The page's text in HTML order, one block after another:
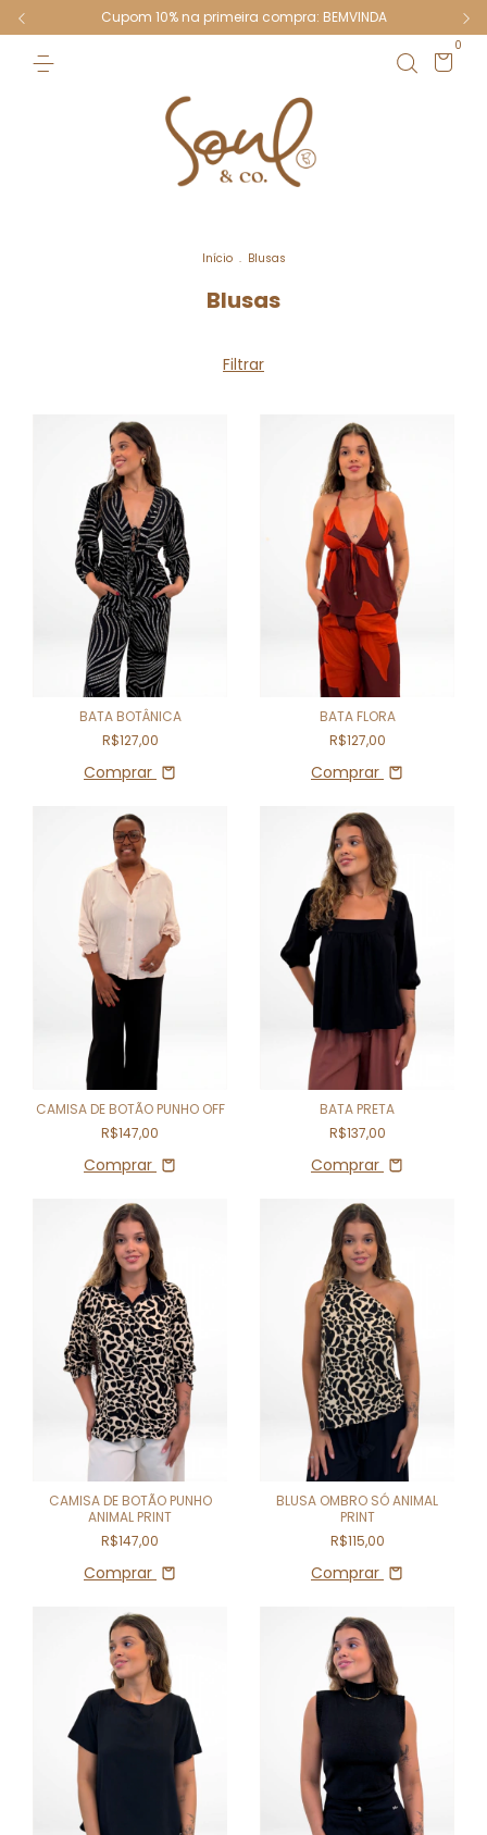
Cupom 10% na primeira compra: BEMVINDA
0
Início . Blusas
Blusas
Filtrar
BATA BOTÂNICA
R$127,00
Comprar
BATA FLORA
R$127,00
Comprar
CAMISA DE BOTÃO PUNHO OFF
R$147,00
Comprar
BATA PRETA
R$137,00
Comprar
CAMISA DE BOTÃO PUNHO
ANIMAL PRINT
R$147,00
Comprar
BLUSA OMBRO SÓ ANIMAL
PRINT
R$115,00
Comprar